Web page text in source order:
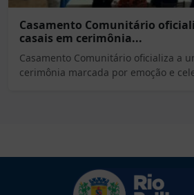
Casamento Comunitário
casais em cerimônia...
Casamento Comunitário oficializa a
cerimônia marcada por emoção e